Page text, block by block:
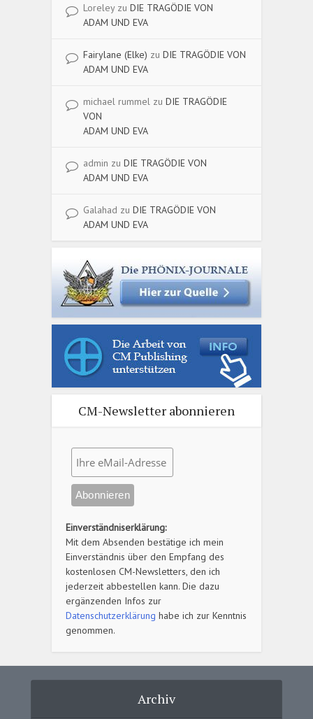
Loreleyzu DIE TRAGÖDIE VON
ADAM UND EVA
Fairylane (Elke) zu DIE TRAGÖDIE VON
ADAM UND EVA
michael rummel zu DIE TRAGÖDIE
VON
ADAM UND EVA
admin zu DIE TRAGÖDIE VON
ADAM UND EVA
Galahad zu DIE TRAGÖDIE VON
ADAM UND EVA
CM-Newsletter abonnieren
Einverständniserklärung:
Mit dem Absenden bestätige ich mein
Einverständnis über den Empfang des
kostenlosen CM-Newsletters, den ich
jederzeit abbestellen kann. Die dazu
ergänzenden Infos zur
Datenschutzerklärung habe ich zur Kenntnis
genommen.
Archiv